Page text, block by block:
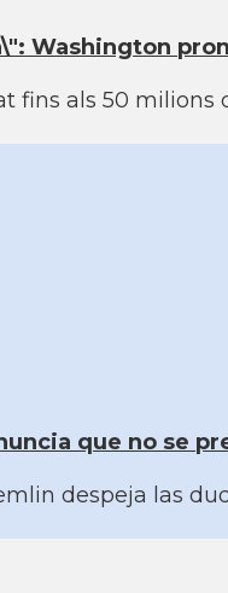
Washington
fins als 50
que no se
despeja las